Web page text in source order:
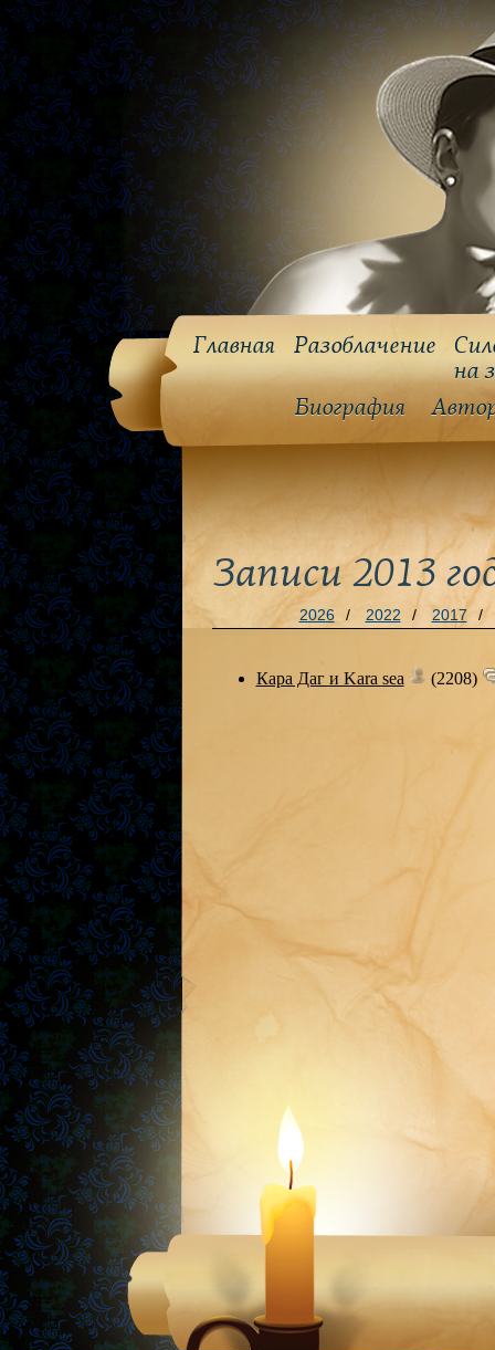
Главная Разоблачение
на
Биография
Записи 2013
2026 / 2022 / 2017 /
Кара Даг и Kara sea (2208)